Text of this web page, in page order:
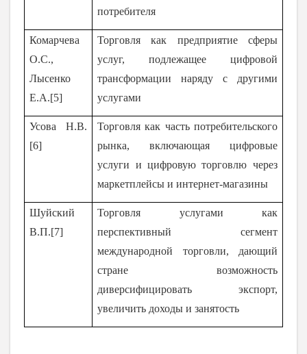
потребителя
Комарчева
О.С.,
Лысенко
Е.А.[5]
Торговля как предприятие сферы
услуг, подлежащее цифровой
трансформации наряду с другими
услугами
Усова Н.В.
[6]
Торговля как часть потребительского
рынка, включающая цифровые
услуги и цифровую торговлю через
маркетплейсы и интернет-магазины
Шуйский
В.П.[7]
Торговля услугами как
перспективный сегмент
международной торговли, дающий
стране возможность
диверсифицировать экспорт,
увеличить доходы и занятость